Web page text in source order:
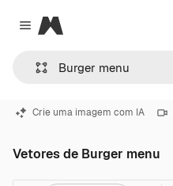
Close menu
Magnific
Crie uma imagem com IA
Vetores de Burger menu